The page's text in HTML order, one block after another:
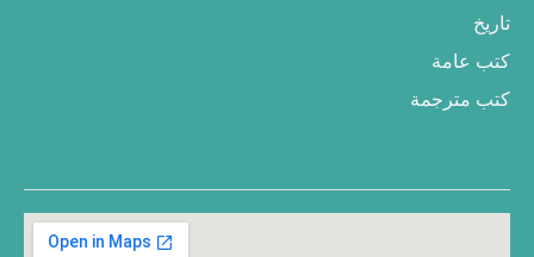
تاريخ
كتب عامة
كتب مترجمة